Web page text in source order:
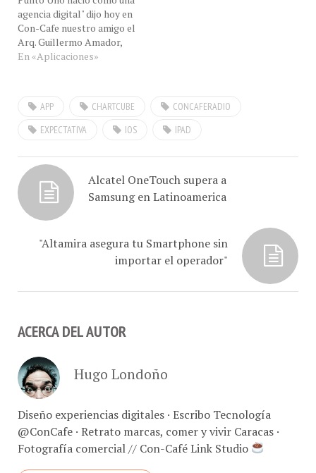
opción de imprimir desde
el iPAD, estará…
agencia digital" dijo hoy en
Con-Cafe nuestro amigo el
Arq. Guillermo Amador,
fundador junto a nuestro
amigo y socio Hugo José
Aunque sus inicios fueron
ganaron rápidamente un
En «Aplicaciones»
APP CHARTCUBE
CONCAFERADIO
EXPECTATIVA
IOS IPAD
Alcatel OneTouch supera a
Samsung en Latinoamerica
"Altamira asegura tu Smartphone sin
importar el operador"
ACERCA DEL AUTOR
Hugo Londoño
Diseño experiencias digitales · Escribo Tecnología
@ConCafe · Retrato marcas, comer y vivir Caracas ·
Fotografía comercial // Con-Café Link Studio